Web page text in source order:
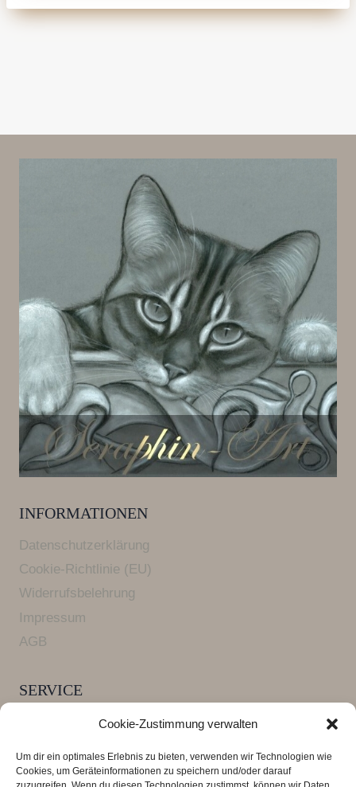
Cookie-Zustimmung verwalten
Um dir ein optimales Erlebnis zu bieten, verwenden wir Technologien wie
Cookies, um Geräteinformationen zu speichern und/oder darauf
INFORMATIONEN
Datenschutzerklärung
Cookie-Richtlinie (EU)
Widerrufsbelehrung
Impressum
AGB
SERVICE
Versandkosten und Lieferzeiten
Zahlungsarten